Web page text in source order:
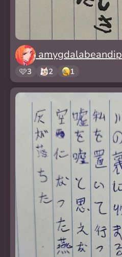
amygdalabeandip
🩷3 2 1